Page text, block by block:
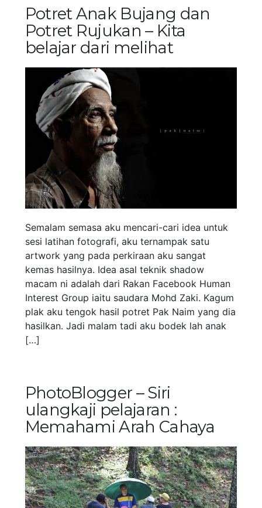
Potret Anak Bujang dan
Potret Rujukan – Kita
belajar dari melihat
Semalam semasa aku mencari-cari idea untuk
sesi latihan fotografi, aku ternampak satu
artwork yang pada perkiraan aku sangat
kemas hasilnya. Idea asal teknik shadow
macam ni adalah dari Rakan Facebook Human
Interest Group iaitu saudara Mohd Zaki. Kagum
plak aku tengok hasil potret Pak Naim yang dia
hasilkan. Jadi malam tadi aku bodek lah anak
[…]
PhotoBlogger – Siri
ulangkaji pelajaran :
Memahami Arah Cahaya